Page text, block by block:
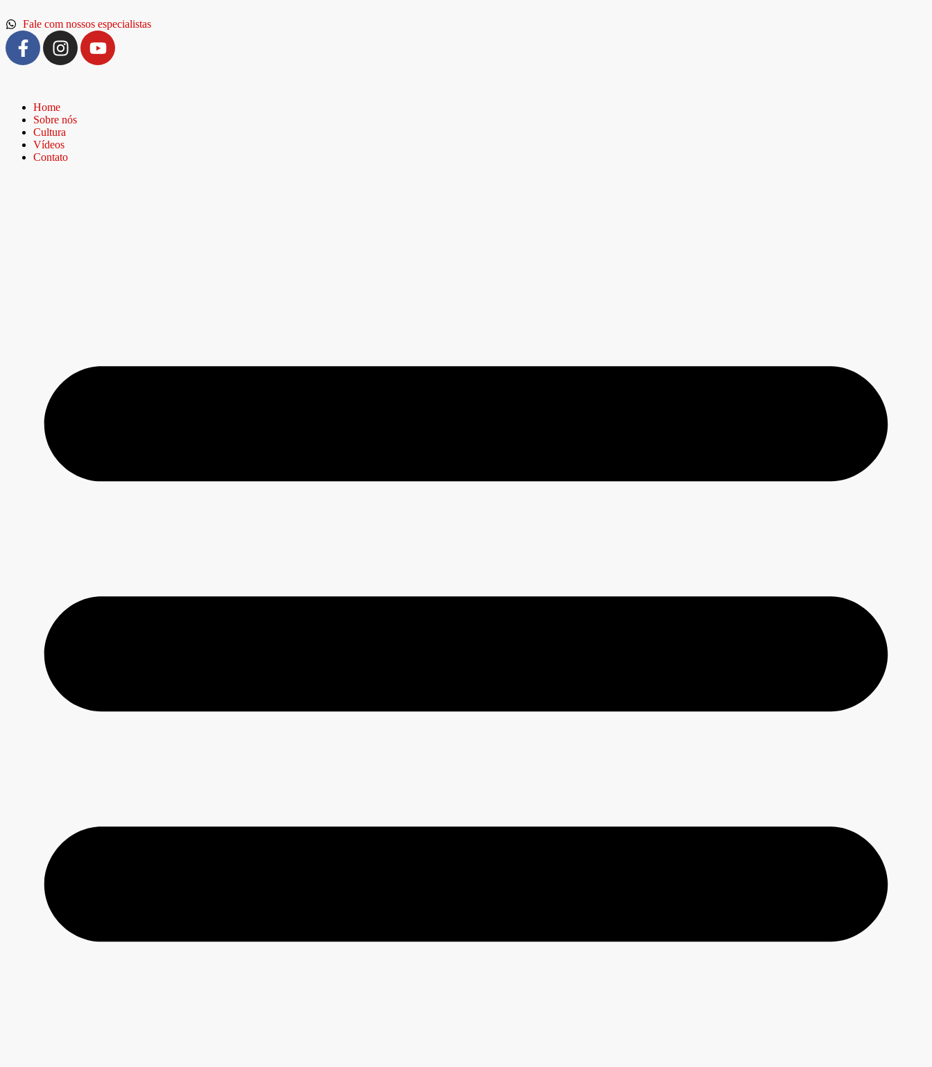
Fale com nossos especialistas
Home
Sobre nós
Cultura
Vídeos
Contato